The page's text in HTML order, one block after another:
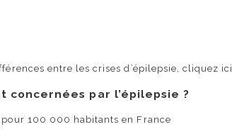
entre les crises d’épilepsie, cliquez ici.
concernées par l’épilepsie ?
pour 100 000 habitants en France